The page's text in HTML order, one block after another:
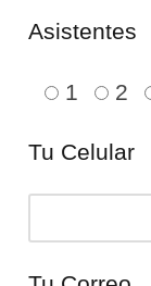
Asistentes
1 2
Tu Celular